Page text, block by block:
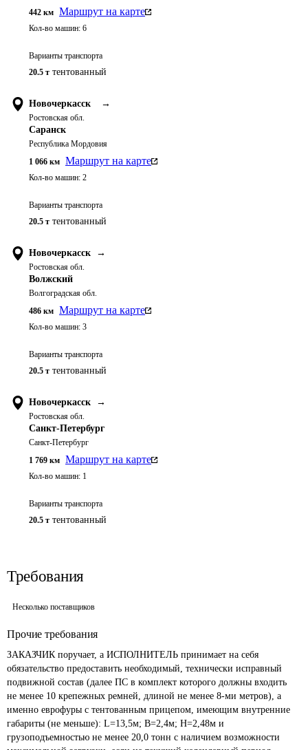
442 км Маршрут на карте
Кол-во машин: 6
Варианты транспорта
20.5 т тентованный
Новочеркасск →
Ростовская обл.
Саранск
Республика Мордовия
1 066 км Маршрут на карте
Кол-во машин: 2
Варианты транспорта
20.5 т тентованный
Новочеркасск →
Ростовская обл.
Волжский
Волгоградская обл.
486 км Маршрут на карте
Кол-во машин: 3
Варианты транспорта
20.5 т тентованный
Новочеркасск →
Ростовская обл.
Санкт-Петербург
Санкт-Петербург
1 769 км Маршрут на карте
Кол-во машин: 1
Варианты транспорта
20.5 т тентованный
Требования
Несколько поставщиков
Прочие требования
ЗАКАЗЧИК поручает, а ИСПОЛНИТЕЛЬ принимает на себя
обязательство предоставить необходимый, технически исправный
подвижной состав (далее ПС в комплект которого должны входить
не менее 10 крепежных ремней, длиной не менее 8-ми метров), а
именно еврофуры с тентованным прицепом, имеющим внутренние
габариты (не меньше): L=13,5м; В=2,4м; Н=2,48м и
грузоподъемностью не менее 20,0 тонн с наличием возможности